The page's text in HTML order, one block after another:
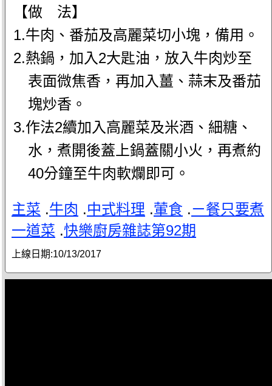
【做 法】
1.牛肉、番茄及高麗菜切小塊，備用。
2.熱鍋，加入2大匙油，放入牛肉炒至
表面微焦香，再加入薑、蒜末及番茄
塊炒香。
3.作法2續加入高麗菜及米酒、細糖、
水，煮開後蓋上鍋蓋關小火，再煮約
40分鐘至牛肉軟爛即可。
主菜 .牛肉 .中式料理 .葷食 .ㄧ餐只要煮
一道菜 .快樂廚房雜誌第92期
上線日期:10/13/2017